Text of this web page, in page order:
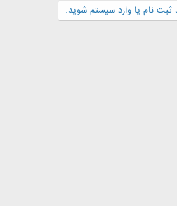
ثبت نام یا وارد سیستم شوید.